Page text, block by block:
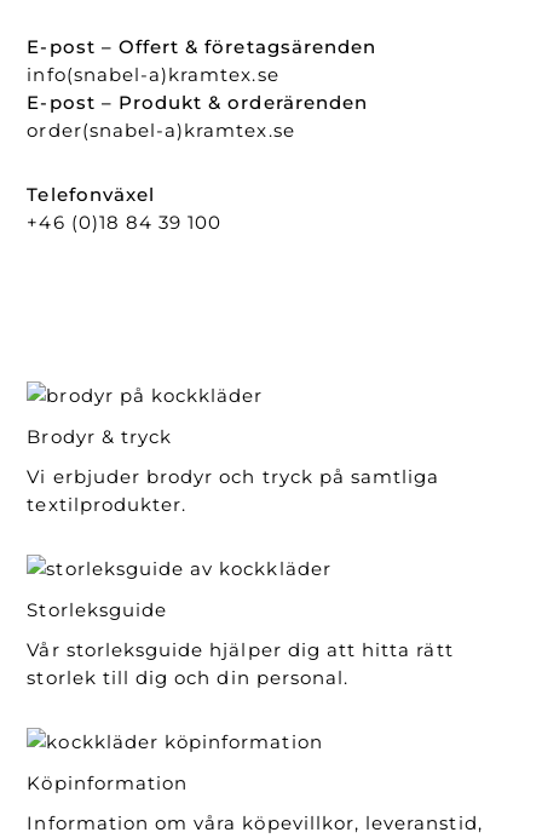
E-post – Offert & företagsärenden
info(snabel-a)kramtex.se
E-post – Produkt & orderärenden
order(snabel-a)kramtex.se
Telefonväxel
+46 (0)18 84 39 100
Brodyr & tryck
Vi erbjuder brodyr och tryck på samtliga
textilprodukter.
Storleksguide
Vår storleksguide hjälper dig att hitta rätt
storlek till dig och din personal.
Köpinformation
Information om våra köpevillkor, leveranstid,